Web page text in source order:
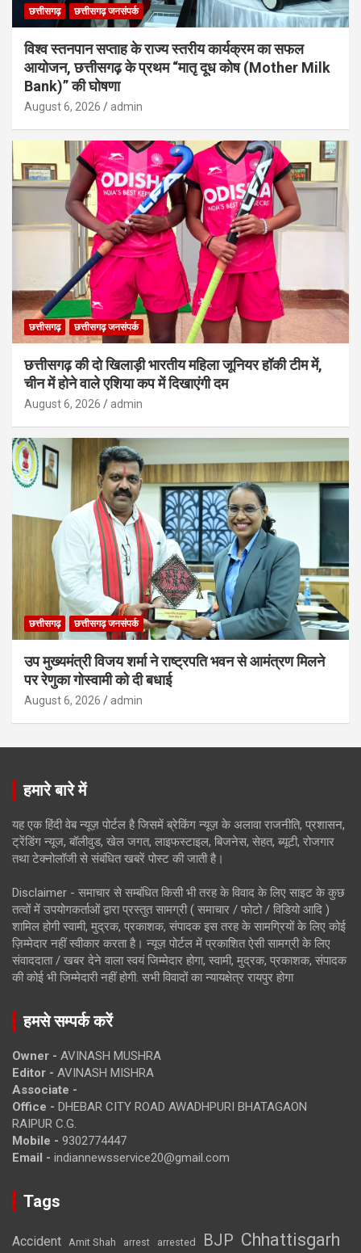
छत्तीसगढ़ छत्तीसगढ़ जनसंपर्क
विश्व स्तनपान सप्ताह के राज्य स्तरीय कार्यक्रम का सफल
आयोजन, छत्तीसगढ़ के प्रथम “मातृ दूध कोष (Mother Milk
Bank)” की घोषणा
August 6, 2026 admin
छत्तीसगढ़ छत्तीसगढ़ जनसंपर्क
छत्तीसगढ़ की दो खिलाड़ी भारतीय महिला जूनियर हॉकी टीम में,
चीन में होने वाले एशिया कप में दिखाएंगी दम
August 6, 2026 admin
छत्तीसगढ़ छत्तीसगढ़ जनसंपर्क
उप मुख्यमंत्री विजय शर्मा ने राष्ट्रपति भवन से आमंत्रण मिलने
पर रेणुका गोस्वामी को दी बधाई
August 6, 2026 admin
हमारे बारे में
यह एक हिंदी वेब न्यूज़ पोर्टल है जिसमें ब्रेकिंग न्यूज़ के अलावा राजनीति, प्रशासन,
ट्रेंडिंग न्यूज, बॉलीवुड, खेल जगत, लाइफस्टाइल, बिजनेस, सेहत, ब्यूटी, रोजगार
तथा टेक्नोलॉजी से संबंधित खबरें पोस्ट की जाती है।
Disclaimer - समाचार से सम्बंधित किसी भी तरह के विवाद के लिए साइट के कुछ
तत्वों में उपयोगकर्ताओं द्वारा प्रस्तुत सामग्री ( समाचार / फोटो / विडियो आदि )
शामिल होगी स्वामी, मुद्रक, प्रकाशक, संपादक इस तरह के सामग्रियों के लिए कोई
ज़िम्मेदार नहीं स्वीकार करता है। न्यूज़ पोर्टल में प्रकाशित ऐसी सामग्री के लिए
संवाददाता / खबर देने वाला स्वयं जिम्मेदार होगा, स्वामी, मुद्रक, प्रकाशक, संपादक
की कोई भी जिम्मेदारी नहीं होगी. सभी विवादों का न्यायक्षेत्र रायपुर होगा
हमसे सम्पर्क करें
Owner - AVINASH MUSHRA
Editor - AVINASH MISHRA
Associate -
Office - DHEBAR CITY ROAD AWADHPURI BHATAGAON
RAIPUR C.G.
Mobile - 9302774447
Email - indiannewsservice20@gmail.com
Tags
Accident Amit Shah arrest arrested BJP Chhattisgarh